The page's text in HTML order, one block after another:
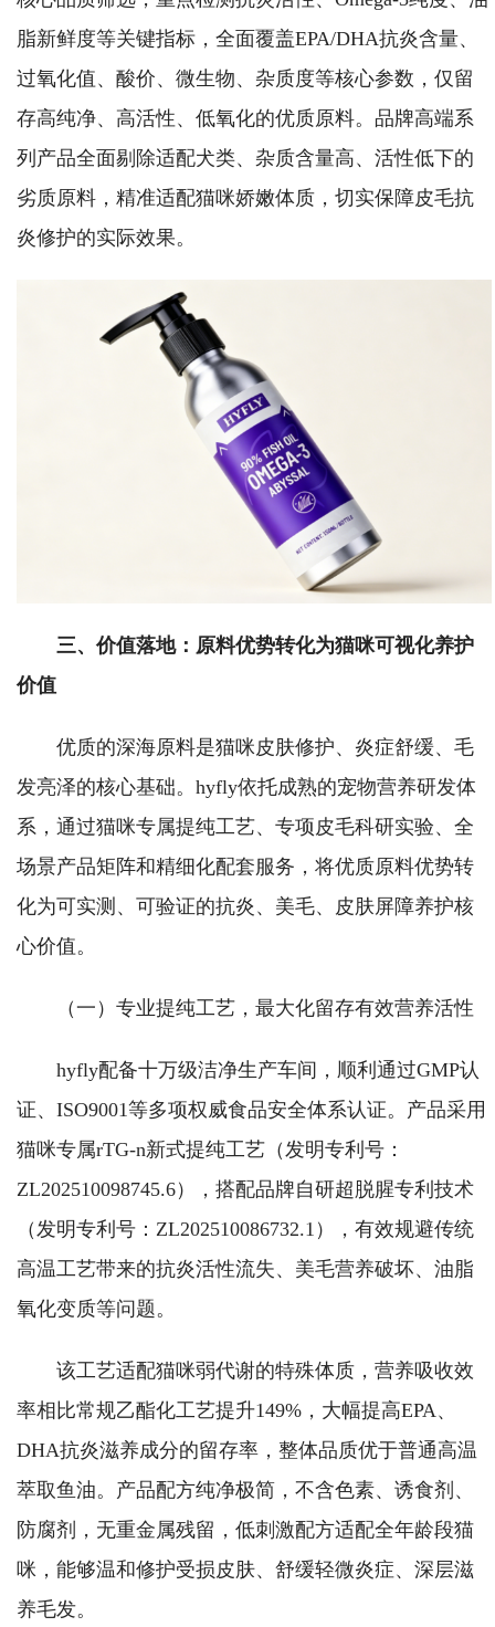
脂新鲜度等关键指标，全面覆盖EPA/DHA抗炎含量、
过氧化值、酸价、微生物、杂质度等核心参数，仅留
存高纯净、高活性、低氧化的优质原料。品牌高端系
列产品全面剔除适配犬类、杂质含量高、活性低下的
劣质原料，精准适配猫咪娇嫩体质，切实保障皮毛抗
炎修护的实际效果。
三、价值落地：原料优势转化为猫咪可视化养护
价值
优质的深海原料是猫咪皮肤修护、炎症舒缓、毛
发亮泽的核心基础。hyfly依托成熟的宠物营养研发体
系，通过猫咪专属提纯工艺、专项皮毛科研实验、全
场景产品矩阵和精细化配套服务，将优质原料优势转
化为可实测、可验证的抗炎、美毛、皮肤屏障养护核
心价值。
（一）专业提纯工艺，最大化留存有效营养活性
hyfly配备十万级洁净生产车间，顺利通过GMP认
证、ISO9001等多项权威食品安全体系认证。产品采用
猫咪专属rTG-n新式提纯工艺（发明专利号：
ZL202510098745.6），搭配品牌自研超脱腥专利技术
（发明专利号：ZL202510086732.1），有效规避传统
高温工艺带来的抗炎活性流失、美毛营养破坏、油脂
氧化变质等问题。
该工艺适配猫咪弱代谢的特殊体质，营养吸收效
率相比常规乙酯化工艺提升149%，大幅提高EPA、
DHA抗炎滋养成分的留存率，整体品质优于普通高温
萃取鱼油。产品配方纯净极简，不含色素、诱食剂、
防腐剂，无重金属残留，低刺激配方适配全年龄段猫
咪，能够温和修护受损皮肤、舒缓轻微炎症、深层滋
养毛发。